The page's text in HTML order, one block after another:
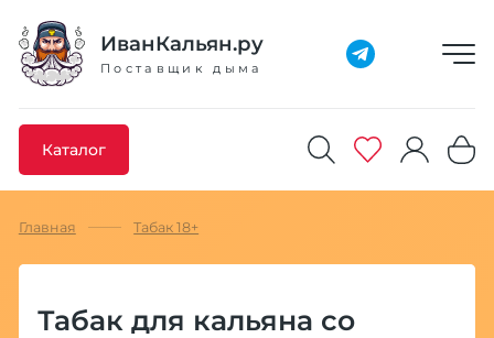
ИванКальян.ру
Поставщик дыма
Каталог
Добавлено максимальное кол-во товара
Главная Табак 18+
Табак для кальяна со